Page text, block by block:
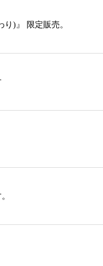
)』 限定販売。